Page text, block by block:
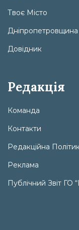
Твоє Місто
Дніпропетровщина
Довідник
Редакція
Команда
Контакти
Редакційна
Реклама
Публічний Звіт ГО